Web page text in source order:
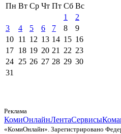
Пн Вт Ср Чт Пт Сб Вс
1
2
3
4 5 6 7 8
9
10 11 12 13 14 15 16
17 18 19 20 21 22 23
24 25 26 27 28 29 30
31
Реклама
КомиОнлайнЛентаСервисы
«КомиОнлайн». Зарегистрировано